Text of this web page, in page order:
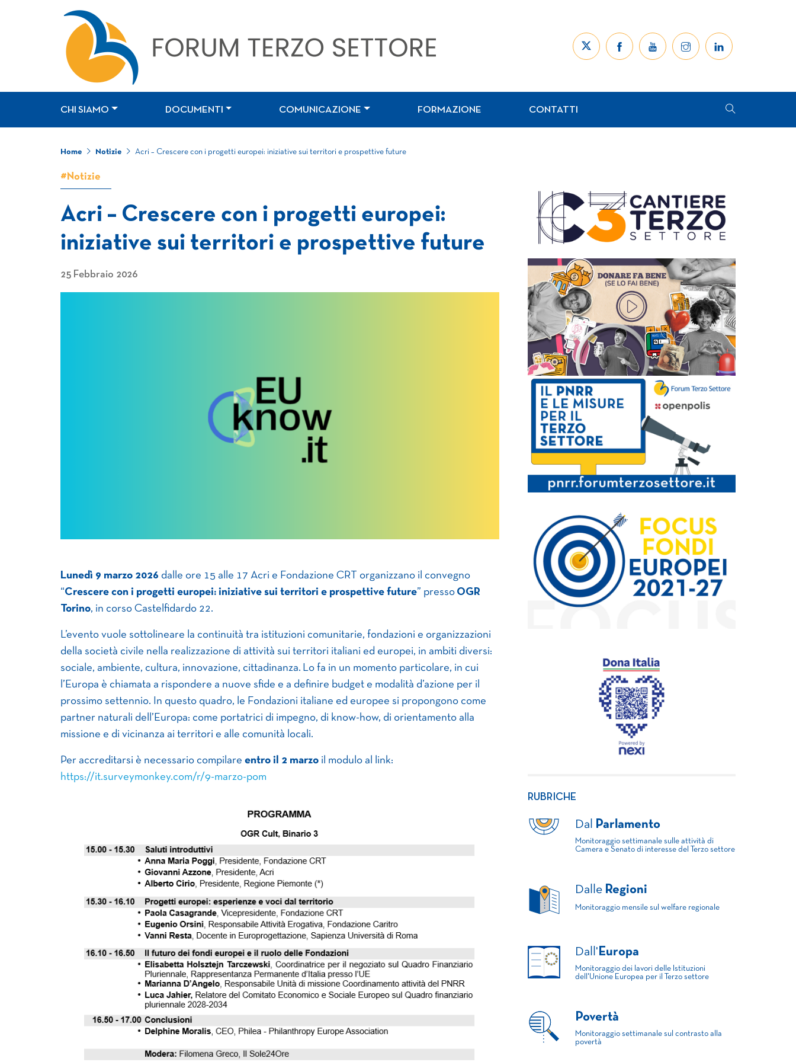
CHI SIAMO DOCUMENTI COMUNICAZIONE FORMAZIONE CONTATTI
Home Notizie Acri – Crescere con i progetti europei: iniziative sui territori e prospettive future
#Notizie
Acri – Crescere con i progetti europei:
iniziative sui territori e prospettive future
25 Febbraio 2026
Lunedì 9 marzo 2026 dalle ore 15 alle 17 Acri e Fondazione CRT organizzano il convegno
“Crescere con i progetti europei: iniziative sui territori e prospettive future” presso OGR
Torino, in corso Castelfidardo 22.
L’evento vuole sottolineare la continuità tra istituzioni comunitarie, fondazioni e organizzazioni
della società civile nella realizzazione di attività sui territori italiani ed europei, in ambiti diversi:
sociale, ambiente, cultura, innovazione, cittadinanza. Lo fa in un momento particolare, in cui
l’Europa è chiamata a rispondere a nuove sfide e a definire budget e modalità d’azione per il
prossimo settennio. In questo quadro, le Fondazioni italiane ed europee si propongono come
partner naturali dell’Europa: come portatrici di impegno, di know-how, di orientamento alla
missione e di vicinanza ai territori e alle comunità locali.
Per accreditarsi è necessario compilare entro il 2 marzo il modulo al link:
https://it.surveymonkey.com/r/9-marzo-pom
RUBRICHE
Dal Parlamento
Monitoraggio settimanale sulle attività di
Camera e Senato di interesse del Terzo settore
Dalle Regioni
Monitoraggio mensile sul welfare regionale
Dall' Europa
Monitoraggio dei lavori delle Istituzioni
dell'Unione Europea per il Terzo settore
Povertà
Monitoraggio settimanale sul contrasto alla
povertà